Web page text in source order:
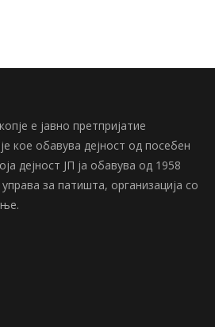
е јавно претпријатие
кое обавува дејност од посебен
дејност ЈП ја обавува од 1958
за патишта, организација со